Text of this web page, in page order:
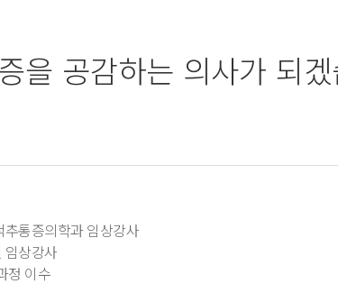
을 공감하는 의사가 되
통증의학과 임상강사
임상강사
정 이수